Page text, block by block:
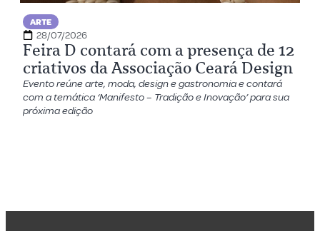
ARTE
28/07/2026
Feira D contará com a presença de 12
criativos da Associação Ceará Design
Evento reúne arte, moda, design e gastronomia e contará
com a temática ‘Manifesto – Tradição e Inovação’ para sua
próxima edição